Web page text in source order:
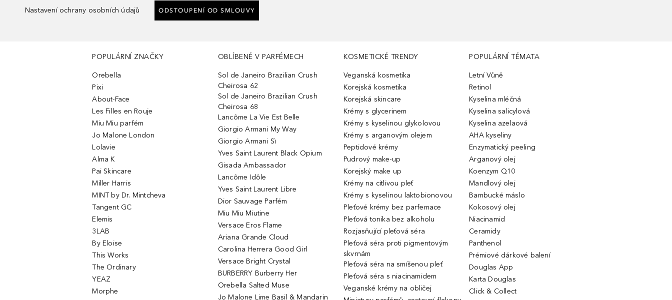
Nastavení ochrany osobních údajů
ODSTOUPENÍ OD SMLOUVY
POPULÁRNÍ ZNAČKY
Orebella
Pixi
About-Face
Les Filles en Rouje
Miu Miu parfém
Jo Malone London
Lolavie
Alma K
Pai Skincare
Miller Harris
MINT by Dr. Mintcheva
Tangent GC
Elemis
3LAB
By Eloise
This Works
The Ordinary
YEAZ
Morphe
OBLÍBENÉ V PARFÉMECH
Sol de Janeiro Brazilian Crush
Cheirosa 62
Sol de Janeiro Brazilian Crush
Cheirosa 68
Lancôme La Vie Est Belle
Giorgio Armani My Way
Giorgio Armani Sì
Yves Saint Laurent Black Opium
Gisada Ambassador
Lancôme Idôle
Yves Saint Laurent Libre
Dior Sauvage Parfém
Miu Miu Miutine
Versace Eros Flame
Ariana Grande Cloud
Carolina Herrera Good Girl
Versace Bright Crystal
BURBERRY Burberry Her
Orebella Salted Muse
Jo Malone Lime Basil & Mandarin
KOSMETICKÉ TRENDY
Veganská kosmetika
Korejská kosmetika
Korejská skincare
Krémy s glycerinem
Krémy s kyselinou glykolovou
Krémy s arganovým olejem
Peptidové krémy
Pudrový make-up
Korejský make up
Krémy na citlivou pleť
Krémy s kyselinou laktobionovou
Pleťové krémy bez parfemace
Pleťová tonika bez alkoholu
Rozjasňující pleťová séra
Pleťová séra proti pigmentovým
skvrnám
Pleťová séra na smíšenou pleť
Pleťová séra s niacinamidem
Veganské krémy na obličej
POPULÁRNÍ TÉMATA
Letní Vůně
Retinol
Kyselina mléčná
Kyselina salicylová
Kyselina azelaová
AHA kyseliny
Enzymatický peeling
Arganový olej
Koenzym Q10
Mandlový olej
Bambucké máslo
Kokosový olej
Niacinamid
Ceramidy
Panthenol
Prémiové dárkové balení
Douglas App
Karta Douglas
Click & Collect